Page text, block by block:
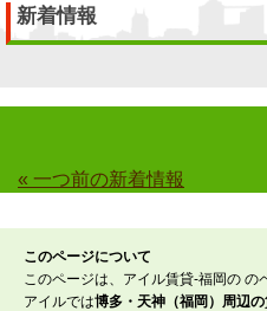
新着情報
« 一つ前の新着情報
このページについて
このページは、アイル賃貸-福岡の の
アイルでは博多・天神（福岡）周辺